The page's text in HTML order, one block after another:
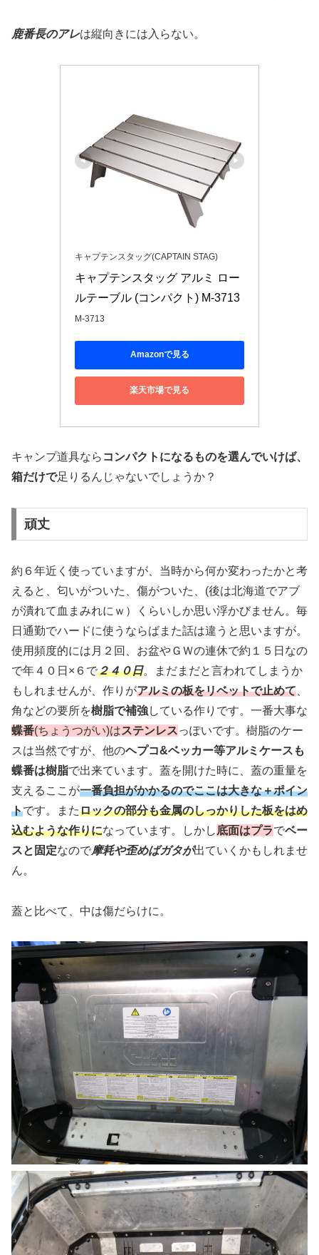
鹿番長のアレは縦向きには入らない。
キャプテンスタッグ(CAPTAIN STAG)
キャプテンスタッグ アルミ ロー
ルテーブル (コンパクト) M-3713
M-3713
Amazonで見る
楽天市場で見る
キャンプ道具なら コンパクトになるものを選んでいけば、
箱だけで足りるんじゃないでしょうか？
頑丈
約６年近く使っていますが、当時から何か変わったかと考
えると、匂いがついた、傷がついた、(後は北海道でアブ
が潰れて血まみれにｗ）くらいしか思い浮かびません。毎
日通勤でハードに使うならばまた話は違うと思いますが。
使用頻度的には月２回、お盆やＧＷの連休で約１５日なの
で年４０日×６で２４０日。まだまだと言われてしまうか
もしれませんが、作りがアルミの板をリベットで止めて
角などの要所を樹脂で補強している作りです。一番大事な
蝶番(ちょうつがい)はステンレスっぽいです。樹脂のケー
スは当然ですが、他のヘプコ&ベッカー等アルミケースも
蝶番は樹脂で出来ています。蓋を開けた時に、蓋の重量を
支えるここが一番負担がかかるのでここは大きな＋ポイン
トです。またロックの部分も金属のしっかりした板をはめ
込むような作りになっています。しかし底面はプラでベー
スと固定なので摩耗や歪めばガタが出ていくかもしれませ
ん。
蓋と比べて、中は傷だらけに。